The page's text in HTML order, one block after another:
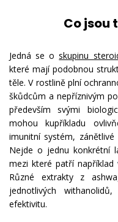
Co jsou
Jedná se oskupinu
které mají podobnou
těle. V rostlině plní
škůdcům a nepříznivým
především svými
mohou kupříkladu
imunitní systém,
Nejde o jednu konkrétní
mezi které patří například
Různé extrakty z
jednotlivých
efektivitu.